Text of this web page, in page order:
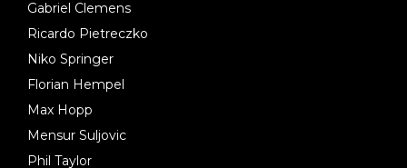
Gabriel Clemens
Ricardo Pietreczko
Niko Springer
Florian Hempel
Max Hopp
Mensur Suljovic
Phil Taylor